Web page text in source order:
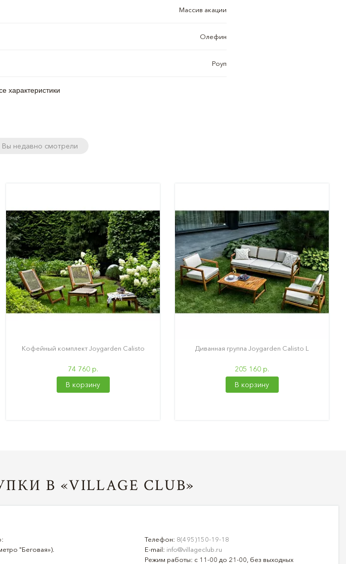
Массив акации
Олефин
Роуп
характеристики
Вы недавно смотрели
Кофейный комплект Joygarden Calisto
74 760 р.
В корзину
Диванная группа Joygarden Calisto L
205 160 р.
В корзину
В «VILLAGE CLUB»
"Беговая»).
Телефон: 8(495)150-19-18
E-mail: info@villageclub.ru
Режим работы: с 11-00 до 21-00, без выходных